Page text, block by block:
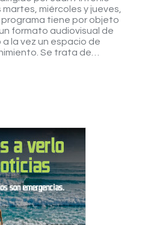
miércoles y jueves,
programa tiene por objeto
formato audiovisual de
la vez un espacio de
Se trata de…